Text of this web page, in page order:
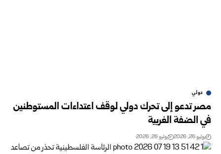
دولي
مصر تدعو إلى تحرك دولي لوقف اعتداءات المستوطنين
في الضفة الغربية
يوليو 26, 2026 يوليو 26, 2026